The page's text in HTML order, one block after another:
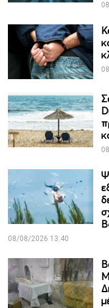
08/08/2026 13:40